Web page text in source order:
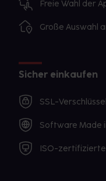
Freie Wahl der
Große Auswahl
Sicher einkaufen
SSL-
Software Made
ISO-